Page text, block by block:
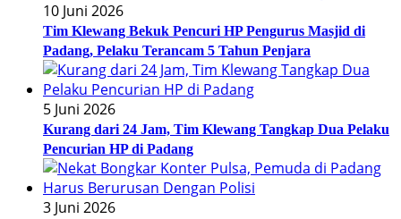
10 Juni 2026
Tim Klewang Bekuk Pencuri HP Pengurus Masjid di
Padang, Pelaku Terancam 5 Tahun Penjara
5 Juni 2026
Kurang dari 24 Jam, Tim Klewang Tangkap Dua Pelaku
Pencurian HP di Padang
3 Juni 2026